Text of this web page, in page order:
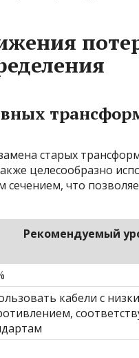
старых
целесообразно
что
Рекомендуемый
кабели с